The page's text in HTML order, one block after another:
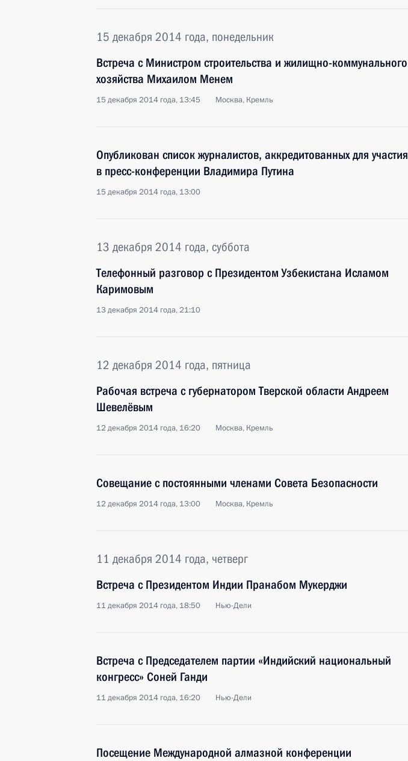
15 декабря 2014 года, понедельник
Встреча с Министром строительства и жилищно-коммунального
хозяйства Михаилом Менем
15 декабря 2014 года, 13:45 Москва, Кремль
Опубликован список журналистов, аккредитованных для участия
в пресс-конференции Владимира Путина
15 декабря 2014 года, 13:00
13 декабря 2014 года, суббота
Телефонный разговор с Президентом Узбекистана Исламом
Каримовым
13 декабря 2014 года, 21:10
12 декабря 2014 года, пятница
Рабочая встреча с губернатором Тверской области Андреем
Шевелёвым
12 декабря 2014 года, 16:20 Москва, Кремль
Совещание с постоянными членами Совета Безопасности
12 декабря 2014 года, 13:00 Москва, Кремль
11 декабря 2014 года, четверг
Встреча с Президентом Индии Пранабом Мукерджи
11 декабря 2014 года, 18:50 Нью-Дели
Встреча с Председателем партии «Индийский национальный
конгресс» Соней Ганди
11 декабря 2014 года, 16:20 Нью-Дели
Посещение Международной алмазной конференции